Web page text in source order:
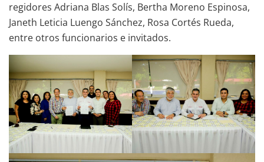
regidores Adriana Blas Solís, Bertha Moreno Espinosa,
Janeth Leticia Luengo Sánchez, Rosa Cortés Rueda,
entre otros funcionarios e invitados.